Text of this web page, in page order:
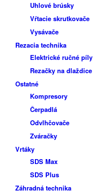
Uhlové brúsky
Vŕtacie skrutkovače
Vysávače
Rezacia technika
Elektrické ručné píly
Rezačky na dlaždice
Ostatné
Kompresory
Čerpadlá
Odvlhčovače
Zváračky
Vrtáky
SDS Max
SDS Plus
Záhradná technika